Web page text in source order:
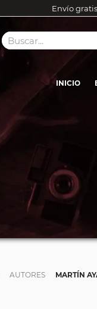
Envío
INICIO
AUTORES MARTÍN